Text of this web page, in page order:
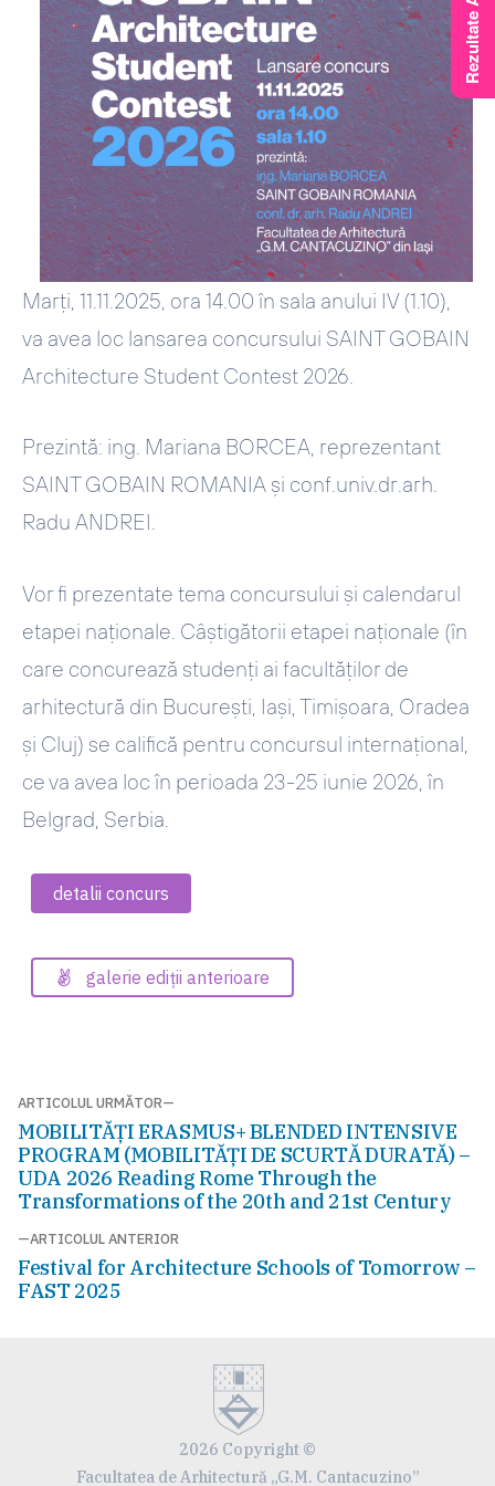
Marți, 11.11.2025, ora 14.00 în sala anului IV (1.10),
va avea loc lansarea concursului SAINT GOBAIN
Architecture Student Contest 2026.
Prezintă: ing. Mariana BORCEA, reprezentant
SAINT GOBAIN ROMANIA și conf.univ.dr.arh.
Radu ANDREI.
Vor fi prezentate tema concursului și calendarul
etapei naționale. Câștigătorii etapei naționale (în
care concurează studenți ai facultăților de
arhitectură din București, Iași, Timișoara, Oradea
și Cluj) se califică pentru concursul internațional,
ce va avea loc în perioada 23-25 iunie 2026, în
Belgrad, Serbia.
detalii concurs
galerie ediții anterioare
Navigare
în
articole
ARTICOLUL ANTERIOR
Articolul
anterior:
Festival for Architecture Schools of Tomorrow –
FAST 2025
ARTICOLUL URMĂTOR
Articolul
următor:
MOBILITĂŢI ERASMUS+ BLENDED INTENSIVE
PROGRAM (MOBILITĂȚI DE SCURTĂ DURATĂ) –
UDA 2026 Reading Rome Through the
Transformations of the 20th and 21st Century
2026 Copyright ©
Facultatea de Arhitectură „G.M. Cantacuzino”